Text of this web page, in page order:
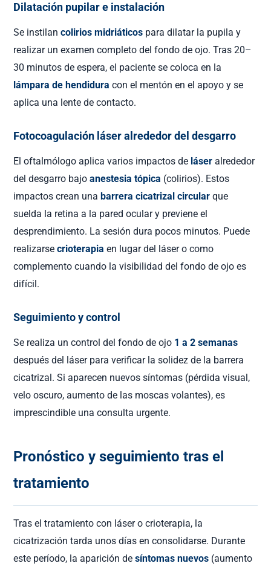
Dilatación pupilar e instalación
Se instilancolirios midriáticos para dilatar la pupila y
realizar un examen completo del fondo de ojo. Tras 20–
30 minutos de espera, el paciente se coloca en la
lámpara de hendidura con el mentón en el apoyo y se
aplica una lente de contacto.
Fotocoagulación láser alrededor del desgarro
El oftalmólogo aplica varios impactos de láser alrededor
del desgarro bajoanestesia tópica (colirios). Estos
impactos crean una barrera cicatrizal circular que
suelda la retina a la pared ocular y previene el
desprendimiento. La sesión dura pocos minutos. Puede
realizarsecrioterapia en lugar del láser o como
complemento cuando la visibilidad del fondo de ojo es
difícil.
Seguimiento y control
Se realiza un control del fondo de ojo 1 a 2 semanas
después del láser para verificar la solidez de la barrera
cicatrizal. Si aparecen nuevos síntomas (pérdida visual,
velo oscuro, aumento de las moscas volantes), es
imprescindible una consulta urgente.
Pronóstico y seguimiento tras el
tratamiento
Tras el tratamiento con láser o crioterapia, la
cicatrización tarda unos días en consolidarse. Durante
este período, la aparición desíntomas nuevos (aumento